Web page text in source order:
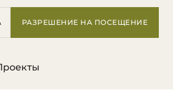
РАЗРЕШЕНИЕ НА ПОСЕЩЕНИЕ